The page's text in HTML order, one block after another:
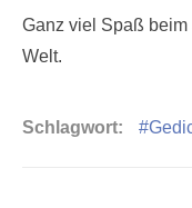
Ganz viel Spaß
Welt.
Schlagwort: